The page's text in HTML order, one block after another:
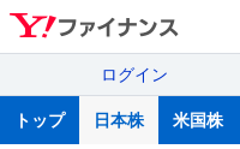
ログイン
トップ 日本株 米国株